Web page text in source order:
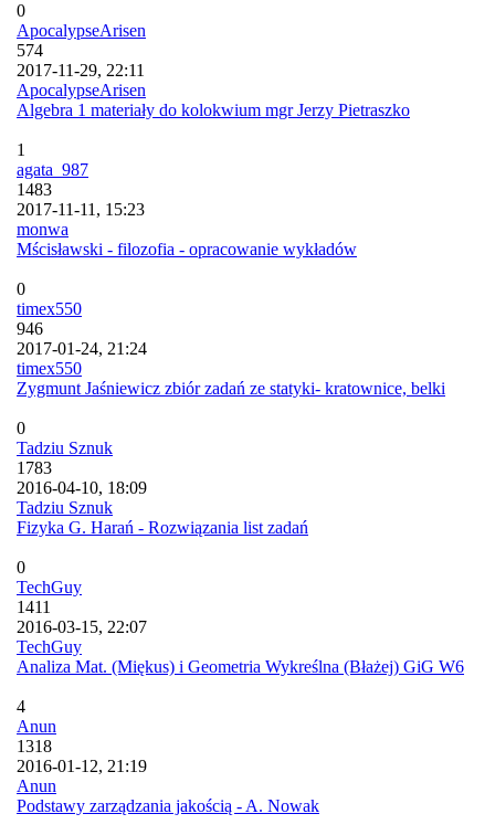
0
ApocalypseArisen
574
2017-11-29, 22:11
ApocalypseArisen
Algebra 1 materiały do kolokwium mgr Jerzy Pietraszko
1
agata_987
1483
2017-11-11, 15:23
monwa
Mścisławski - filozofia - opracowanie wykładów
0
timex550
946
2017-01-24, 21:24
timex550
Zygmunt Jaśniewicz zbiór zadań ze statyki- kratownice, belki
0
Tadziu Sznuk
1783
2016-04-10, 18:09
Tadziu Sznuk
Fizyka G. Harań - Rozwiązania list zadań
0
TechGuy
1411
2016-03-15, 22:07
TechGuy
Analiza Mat. (Miękus) i Geometria Wykreślna (Błażej) GiG W6
4
Anun
1318
2016-01-12, 21:19
Anun
Podstawy zarządzania jakością - A. Nowak